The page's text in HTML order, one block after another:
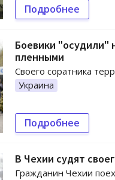
Подробнее
Боевики "осудили"
пленными
Своего соратника
Украина
Подробнее
В Чехии судят
Гражданин Чехии